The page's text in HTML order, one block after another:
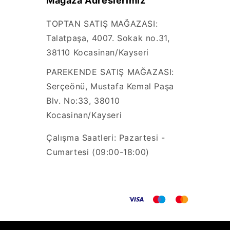
TOPTAN SATIŞ MAĞAZASI:
Talatpaşa, 4007. Sokak no.31,
38110 Kocasinan/Kayseri
PAREKENDE SATIŞ MAĞAZASI:
Serçeönü, Mustafa Kemal Paşa
Blv. No:33, 38010
Kocasinan/Kayseri
Çalışma Saatleri: Pazartesi -
Cumartesi (09:00-18:00)